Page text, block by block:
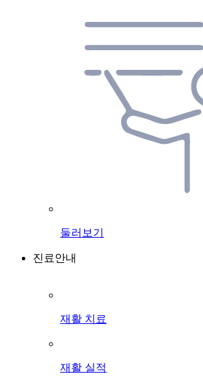
둘러보기
진료안내
재활 치료
재활 실적